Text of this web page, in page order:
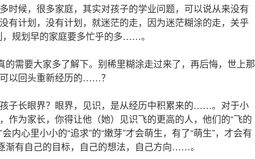
候，很多家庭，其实对孩子的学业问题，可以说从来没有
有计划，没有计划，就迷茫的走，因为迷茫糊涂的走，关乎
规划早的家庭要多忙乎的多……。
需要大家多了解下。别稀里糊涂走过来了，再后悔，世上那
以回头重新经历的……？
长眼界？眼界，见识，是从经历中积累来的……。对于小
作为家长，你得让他（她）见识飞的更高的人，他们的“飞的
内心里小小的“追求”的“嫩芽”才会萌生，有了“萌生”，才会有
渐有自己的目标，自己的想法，自己方向……。